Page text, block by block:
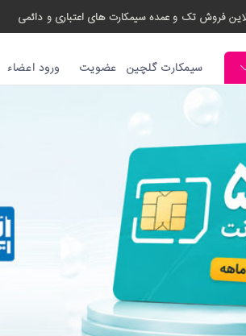
آنلاین فروش تک و عمده سیمکارت های اعتباری و دائمی
سیمکارت گلچین عضویت ورود اعضاء